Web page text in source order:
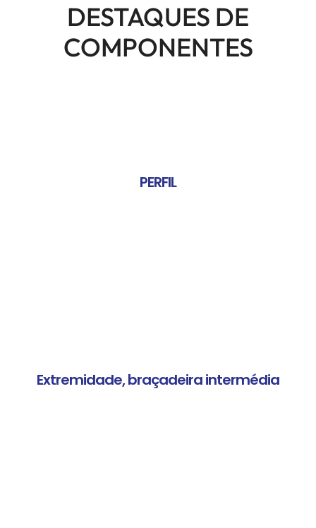
DESTAQUES DE
COMPONENTES
PERFIL
Extremidade, braçadeira intermédia